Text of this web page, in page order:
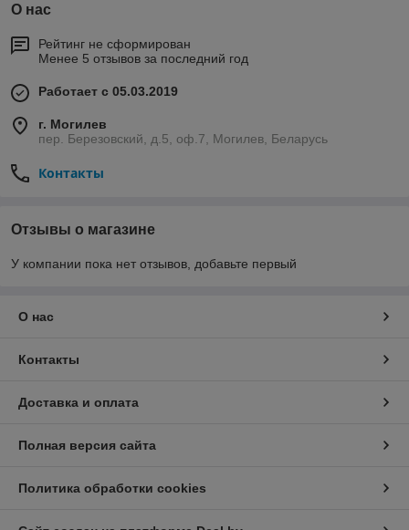
О нас
Рейтинг не сформирован
Менее 5 отзывов за последний год
Работает с 05.03.2019
г. Могилев
пер. Березовский, д.5, оф.7, Могилев, Беларусь
Контакты
Отзывы о магазине
У компании пока нет отзывов, добавьте первый
О нас
Контакты
Доставка и оплата
Полная версия сайта
Политика обработки cookies